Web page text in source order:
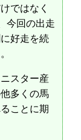
ではなく
今回の出走
好走を続
スター産
多くの馬
ことに期